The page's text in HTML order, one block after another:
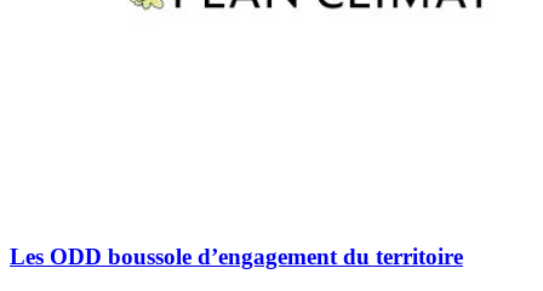
Les ODD boussole d’engagement du territoire